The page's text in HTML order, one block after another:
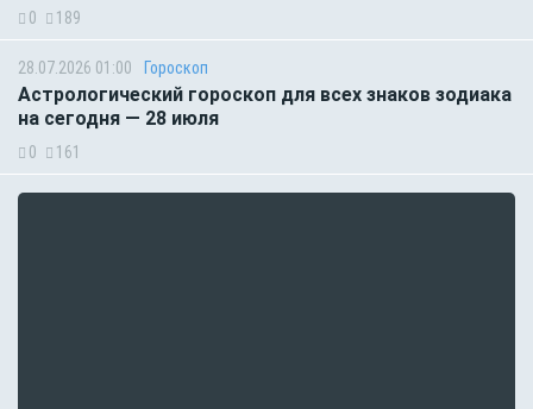
0 189
28.07.2026 01:00 Гороскоп
Астрологический гороскоп для всех знаков зодиака
на сегодня — 28 июля
0 161